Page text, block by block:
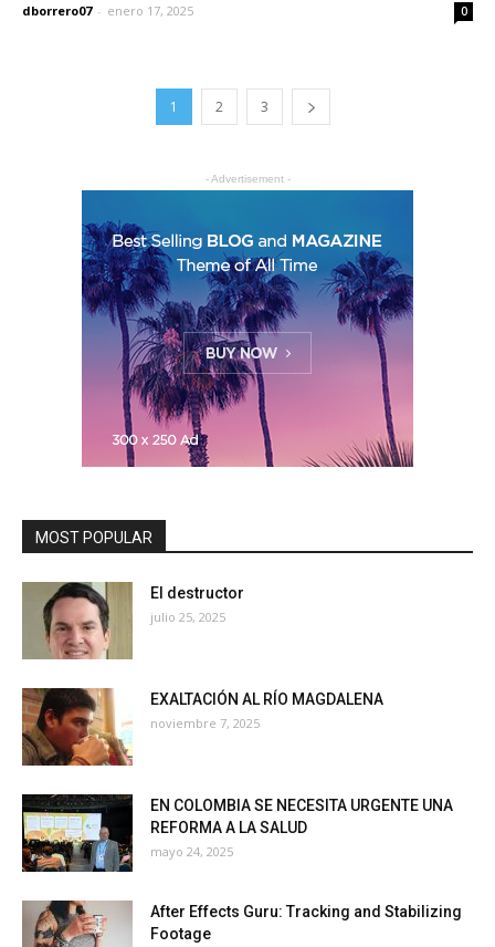
dborrero07 - enero 17, 2025 0
1 2 3
- Advertisement -
MOST POPULAR
El destructor
julio 25, 2025
EXALTACIÓN AL RÍO MAGDALENA
noviembre 7, 2025
EN COLOMBIA SE NECESITA URGENTE UNA
REFORMA A LA SALUD
mayo 24, 2025
After Effects Guru: Tracking and Stabilizing
Footage